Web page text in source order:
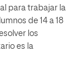
para trabajar la
de 14 a 18
los
es la